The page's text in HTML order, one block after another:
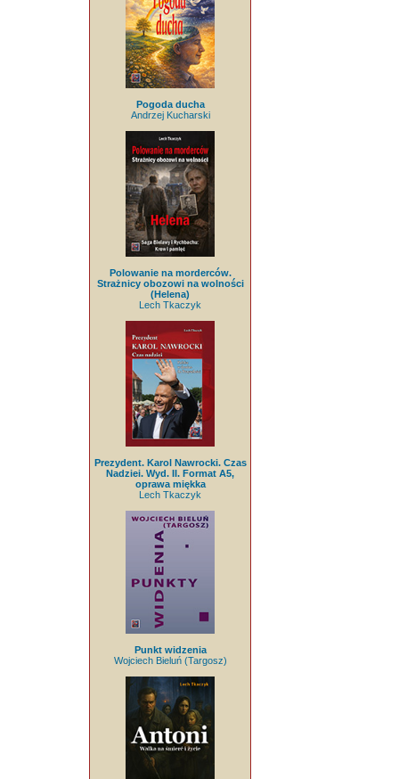
Pogoda ducha
Andrzej Kucharski
Polowanie na morderców.
Strażnicy obozowi na wolności
(Helena)
Lech Tkaczyk
Prezydent. Karol Nawrocki. Czas
Nadziei. Wyd. II. Format A5,
oprawa miękka
Lech Tkaczyk
Punkt widzenia
Wojciech Bieluń (Targosz)